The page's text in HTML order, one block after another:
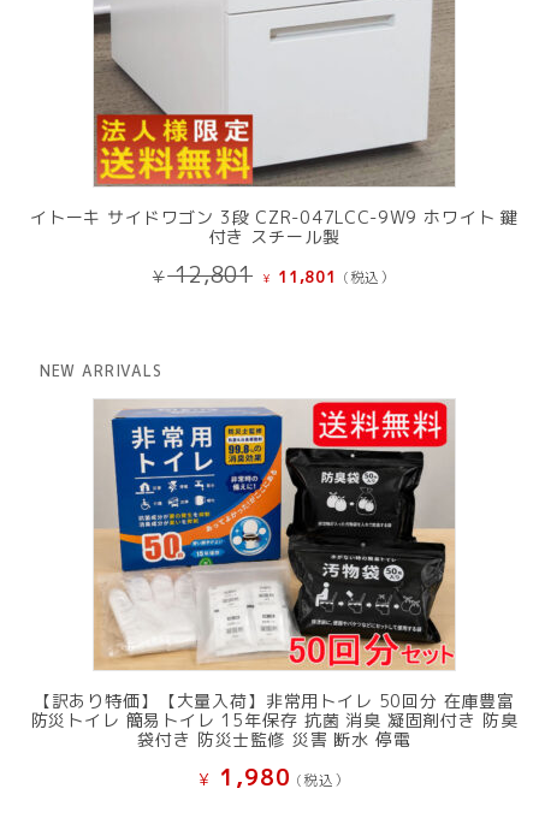
イトーキ サイドワゴン 3段 CZR-047LCC-9W9 ホワイト 鍵
付き スチール製
¥12,801 元
で
し
た。
¥ 11,801 現
¥ 11,801
で
す。
(税込）
NEW ARRIVALS
【訳あり特価】【大量入荷】非常用トイレ 50回分 在庫豊富
防災トイレ 簡易トイレ 15年保存 抗菌 消臭 凝固剤付き 防臭
袋付き 防災士監修 災害 断水 停電
¥ 1,980 (税込）